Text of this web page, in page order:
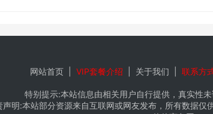
网站首页 VIP套餐介绍 关于我们 联系方
特别提示:本站信息由相关用户自行提供，真实性
声明:本站部分资源来自互联网或网友发布，所有数据